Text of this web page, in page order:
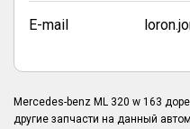
E-mail
Mercedes-benz ML 320 w 163
другие запчасти на данный